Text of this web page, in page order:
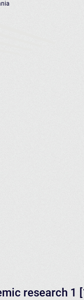
research 1